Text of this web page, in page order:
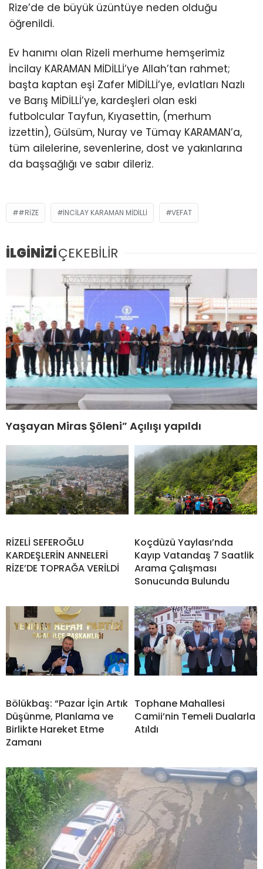
Rize’de de büyük üzüntüye neden olduğu
öğrenildi.
Ev hanımı olan Rizeli merhume hemşerimiz
İncilay KARAMAN MİDİLLİ’ye Allah’tan rahmet;
başta kaptan eşi Zafer MİDİLLİ’ye, evlatları Nazlı
ve Barış MİDİLLİ’ye, kardeşleri olan eski
futbolcular Tayfun, Kıyasettin, (merhum
İzzettin), Gülsüm, Nuray ve Tümay KARAMAN’a,
tüm ailelerine, sevenlerine, dost ve yakınlarına
da başsağlığı ve sabır dileriz.
#RIZE İNCILAY KARAMAN MIDILLI VEFAT
İLGİNİZİÇEKEBİLİR
Yaşayan Miras Şöleni” Açılışı yapıldı
RİZELİ SEFEROĞLU
KARDEŞLERİN ANNELERİ
RİZE’DE TOPRAĞA VERİLDİ
Koçdüzü Yaylası’nda
Kayıp Vatandaş 7 Saatlik
Arama Çalışması
Sonucunda Bulundu
Bölükbaş: “Pazar İçin Artık
Düşünme, Planlama ve
Birlikte Hareket Etme
Zamanı
Tophane Mahallesi
Camii’nin Temeli Dualarla
Atıldı